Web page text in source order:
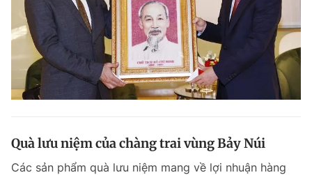
Quà lưu niệm của chàng trai vùng Bảy Núi
Các sản phẩm quà lưu niệm mang về lợi nhuận hàng